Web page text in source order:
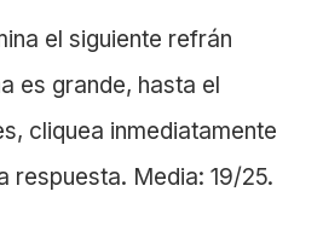
el siguiente refrán
es grande, hasta el
cliquea inmediatamente
respuesta. Media: 19/25.